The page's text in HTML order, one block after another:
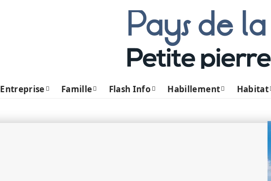
Entreprise Famille Flash Info Habillement Habitat